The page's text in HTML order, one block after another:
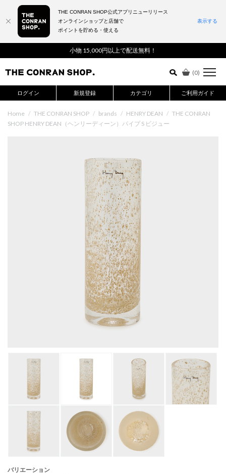
小物 15,000円以上で配送無料！
(0)
ログイン 新規登録 カテゴリ ご利用ガイド
詳細検索はこちら
Home / THE CONRAN SHOP / brands / HENRY DEAN / THE CONRAN
SHOP HENRY DEAN（ヘンリーディーン）パイプ S ビジュー
バリエーション
THE CONRAN SHOP公式アプリニューリリース
オンラインショップと店舗で
ポイントを貯める・使える
表示する